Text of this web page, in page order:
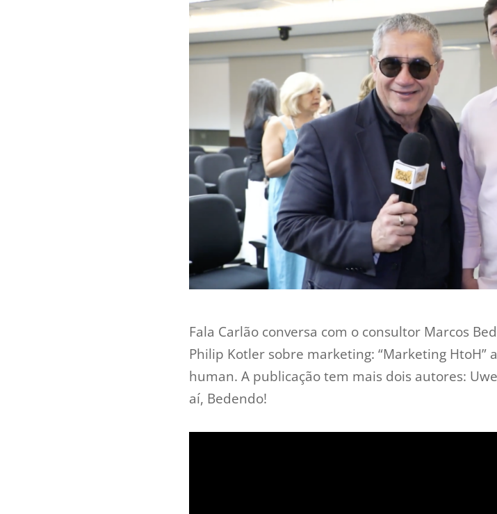
Fala Carlão conversa com o consultor Marcos
Philip Kotler sobre marketing: “Marketing
human. A publicação tem mais dois autores:
aí, Bedendo!